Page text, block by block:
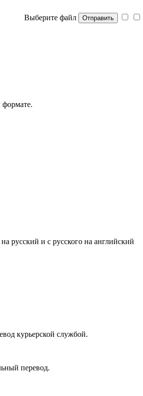
Выберите файл Отправить
формате.
русский и с русского на английский
курьерской службой.
перевод.